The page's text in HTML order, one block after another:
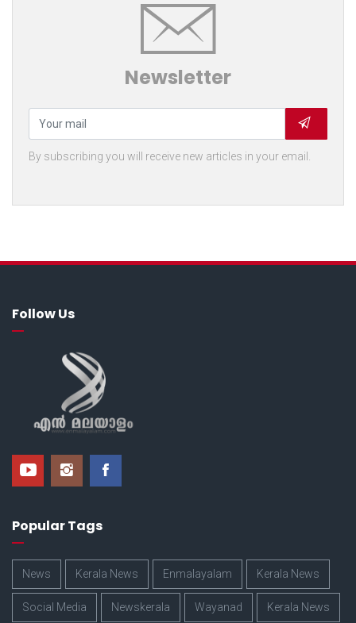
Newsletter
By subscribing you will receive new articles in your email.
Follow Us
Popular Tags
News Kerala News Enmalayalam Kerala News
Social Media Newskerala Wayanad Kerala News